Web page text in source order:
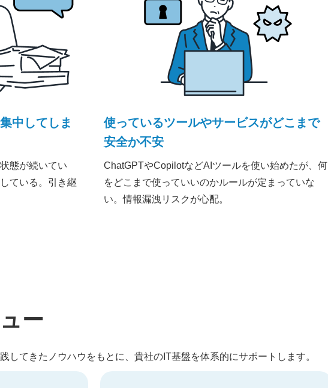
中してしま
態が続いてい
ている。引き継
使っているツールやサービスがどこまで
安全か不安
ChatGPTやCopilotなどAIツールを使い始めたが、何
をどこまで使っていいのかルールが定まっていな
い。情報漏洩リスクが心配。
ー
してきたノウハウをもとに、貴社のIT基盤を体系的にサポートします。